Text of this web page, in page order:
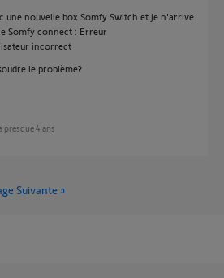
une nouvelle box Somfy Switch et je n'arrive
Somfy connect : Erreur
incorrect
le problème?
presque 4 ans
Suivante »